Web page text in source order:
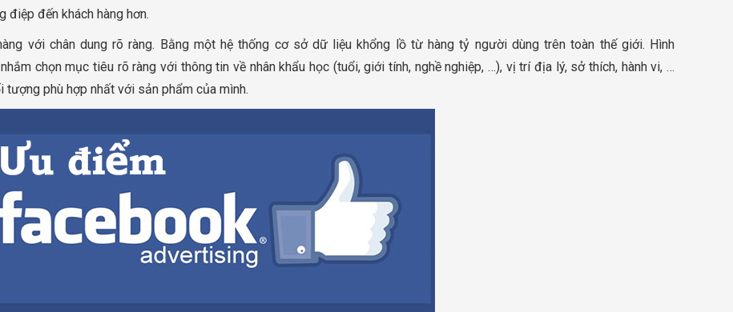
điệp đến khách hàng hơn.
với chân dung rõ ràng. Bằng một hệ thống cơ sở dữ liệu khổng lồ từ hàng tỷ người dùng trên toàn thế giới. Hình
chọn mục tiêu rõ ràng với thông tin về nhân khẩu học (tuổi, giới tính, nghề nghiệp, …), vị trí địa lý, sở thích, hành vi, …
phù hợp nhất với sản phẩm của mình.